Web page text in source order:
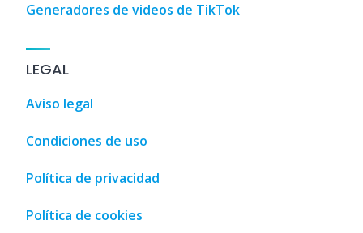
Generadores de videos de TikTok
LEGAL
Aviso legal
Condiciones de uso
Política de privacidad
Política de cookies